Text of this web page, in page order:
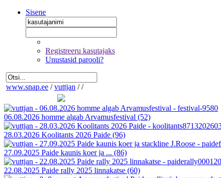
Sisene
Registreeru kasutajaks
Unustasid parooli?
www.snap.ee / vuttjan / /
06.08.2026 homme algab Arvamusfestival (52)
28.03.2026 Koolitants 2026 Paide (96)
27.09.2025 Paide kaunis koer ja ... (86)
22.08.2025 Paide rally 2025 linnakatse (60)